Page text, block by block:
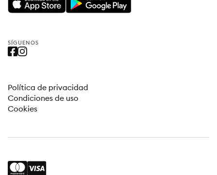
SÍGUENOS
Política de privacidad
Condiciones de uso
Cookies